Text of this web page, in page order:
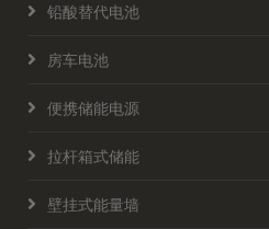
铅酸替代电池
房车电池
便携储能电源
拉杆箱式储能
壁挂式能量墙